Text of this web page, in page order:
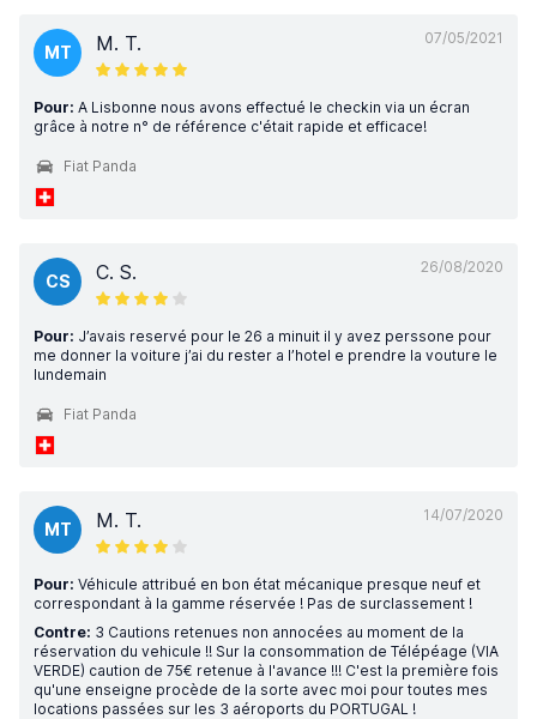
07/05/2021
MT M. T.
Pour: A Lisbonne nous avons effectué le checkin via un écran
grâce à notre n° de référence c'était rapide et efficace!
Fiat Panda
26/08/2020
CS C. S.
Pour: J’avais reservé pour le 26 a minuit il y avez perssone pour
me donner la voiture j’ai du rester a l’hotel e prendre la vouture le
lundemain
Fiat Panda
14/07/2020
MT M. T.
Pour: Véhicule attribué en bon état mécanique presque neuf et
correspondant à la gamme réservée ! Pas de surclassement !
Contre: 3 Cautions retenues non annocées au moment de la
réservation du vehicule !! Sur la consommation de Télépéage (VIA
VERDE) caution de 75€ retenue à l'avance !!! C'est la première fois
qu'une enseigne procède de la sorte avec moi pour toutes mes
locations passées sur les 3 aéroports du PORTUGAL !